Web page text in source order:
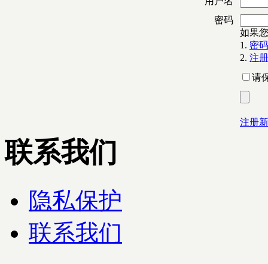
密码
如果
1. 密
2. 注
请
注册
联系我们
隐私保护
联系我们